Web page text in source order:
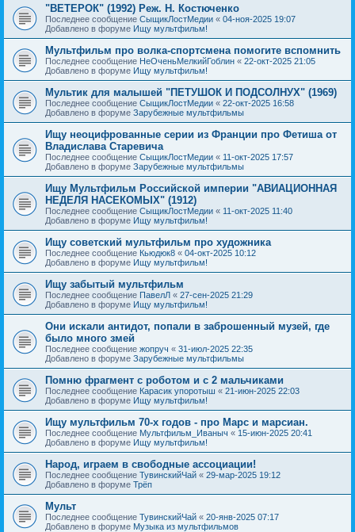
"ВЕТЕРОК" (1992) Реж. Н. Костюченко
Последнее сообщение СыщикЛостМедии « 04-ноя-2025 19:07
Добавлено в форуме Ищу мультфильм!
Мультфильм про волка-спортсмена помогите вспомнить
Последнее сообщение НеОченьМелкийГоблин « 22-окт-2025 21:05
Добавлено в форуме Ищу мультфильм!
Мультик для малышей "ПЕТУШОК И ПОДСОЛНУХ" (1969)
Последнее сообщение СыщикЛостМедии « 22-окт-2025 16:58
Добавлено в форуме Зарубежные мультфильмы
Ищу неоцифрованные серии из Франции про Фетиша от
Владислава Старевича
Последнее сообщение СыщикЛостМедии « 11-окт-2025 17:57
Добавлено в форуме Зарубежные мультфильмы
Ищу Мультфильм Российской империи "АВИАЦИОННАЯ
НЕДЕЛЯ НАСЕКОМЫХ" (1912)
Последнее сообщение СыщикЛостМедии « 11-окт-2025 11:40
Добавлено в форуме Ищу мультфильм!
Ищу советский мультфильм про художника
Последнее сообщение Кьюдюк8 « 04-окт-2025 10:12
Добавлено в форуме Ищу мультфильм!
Ищу забытый мультфильм
Последнее сообщение ПавелЛ « 27-сен-2025 21:29
Добавлено в форуме Ищу мультфильм!
Они искали антидот, попали в заброшенный музей, где
было много змей
Последнее сообщение жопруч « 31-июл-2025 22:35
Добавлено в форуме Зарубежные мультфильмы
Помню фрагмент с роботом и с 2 мальчиками
Последнее сообщение Карасик упоротыш « 21-июн-2025 22:03
Добавлено в форуме Ищу мультфильм!
Ищу мультфильм 70-х годов - про Марс и марсиан.
Последнее сообщение Мультфильм_Иваныч « 15-июн-2025 20:41
Добавлено в форуме Ищу мультфильм!
Народ, играем в свободные ассоциации!
Последнее сообщение ТувинскийЧай « 29-мар-2025 19:12
Добавлено в форуме Трёп
Мульт
Последнее сообщение ТувинскийЧай « 20-янв-2025 07:17
Добавлено в форуме Музыка из мультфильмов